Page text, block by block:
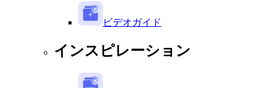
ビデオガイド
インスピレーション